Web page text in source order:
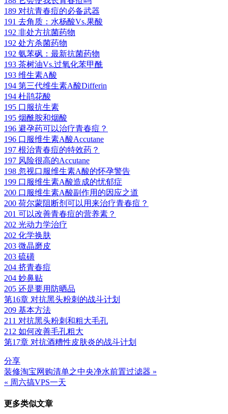
189 对抗青春痘的必备武器
191 去角质：水杨酸Vs.果酸
192 非处方抗菌药物
192 处方杀菌药物
192 氨苯砜：最新抗菌药物
193 茶树油Vs.过氧化苯甲酰
193 维生素A酸
194 第三代维生素A酸Differin
194 杜鹃花酸
195 口服抗生素
195 烟酰胺和烟酸
196 避孕药可以治疗青春痘？
196 口服维生素A酸Accutane
197 根治青春痘的特效药？
197 风险很高的Accutane
198 忽视口服维生素A酸的怀孕警告
199 口服维生素A酸造成的忧郁症
200 口服维生素A酸副作用的因应之道
200 荷尔蒙阻断剂可以用来治疗青春痘？
201 可以改善青春痘的营养素？
202 光动力学治疗
202 化学换肤
203 微晶磨皮
203 硫磺
204 挤青春痘
204 妙鼻贴
205 还是要用防晒品
第16章 对抗黑头粉刺的战斗计划
209 基本方法
211 对抗黑头粉刺和粗大毛孔
212 如何改善毛孔粗大
第17章 对抗酒糟性皮肤炎的战斗计划
分享
文
章
导
装修淘宝网购清单之中央净水前置过滤器 »
« 周六搞VPS一天
更多类似文章